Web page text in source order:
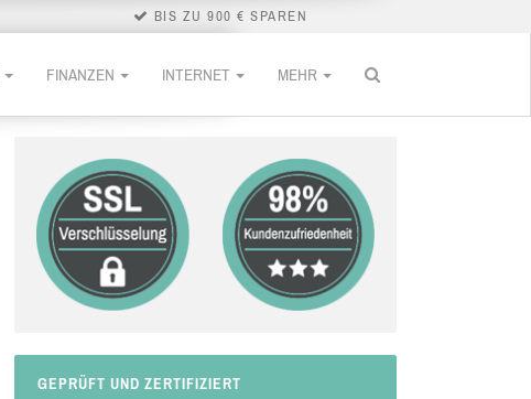
BIS ZU 900 € SPAREN
FINANZEN INTERNET MEHR
GEPRÜFT UND ZERTIFIZIERT